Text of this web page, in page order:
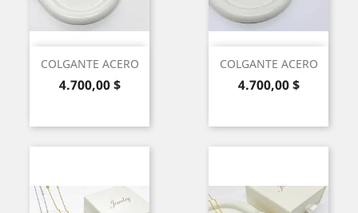
COLGANTE ACERO
Precio
4.700,00 $
COLGANTE ACERO
Precio
4.700,00 $